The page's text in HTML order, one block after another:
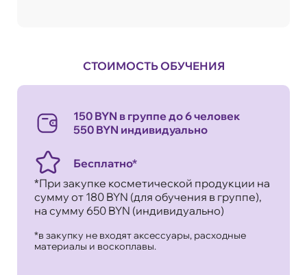
СТОИМОСТЬ ОБУЧЕНИЯ
150 BYN в группе до 6 человек
550 BYN индивидуально
Бесплатно*
*При закупке косметической продукции на
сумму от 180 BYN (для обучения в группе),
на сумму 650 BYN (индивидуально)
*в закупку не входят аксессуары, расходные
материалы и воскоплавы.